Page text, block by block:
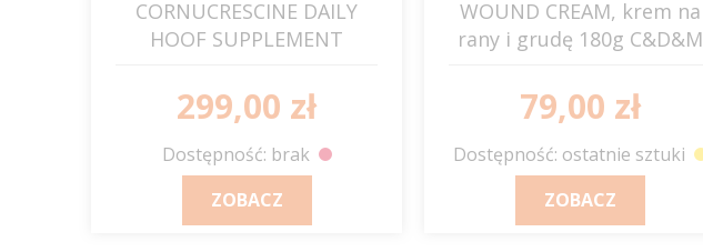
CORNUCRESCINE DAILY
HOOF SUPPLEMENT
C&D&M
299,00 zł
Dostępność: brak
ZOBACZ
WOUND CREAM, krem na
rany i grudę 180g C&D&M
79,00 zł
Dostępność: ostatnie sztuki
ZOBACZ